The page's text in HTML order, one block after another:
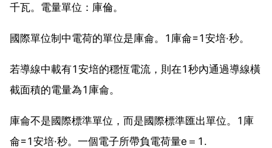
千瓦。電量單位：庫倫。
國際單位制中電荷的單位是庫侖。1庫侖=1安培·秒。
若導線中載有1安培的穩恆電流，則在1秒內通過導線橫
截面積的電量為1庫侖。
庫侖不是國際標準單位，而是國際標準匯出單位。1庫
侖=1安培·秒。一個電子所帶負電荷量e＝1.